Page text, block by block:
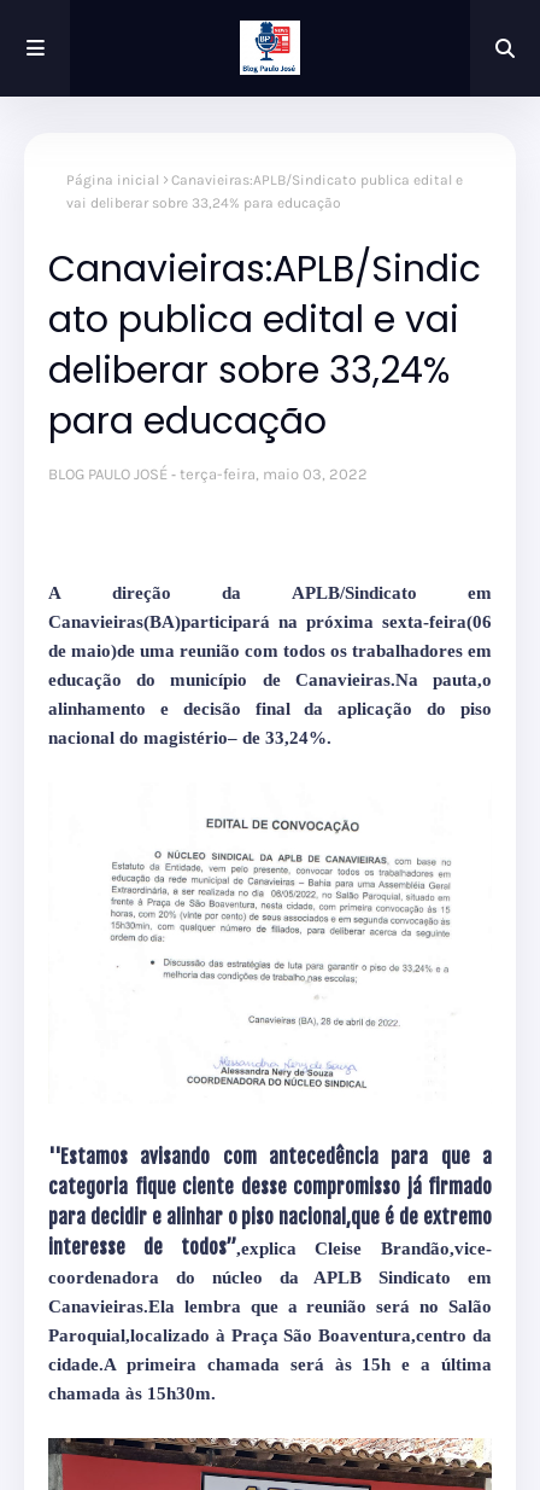
Página inicial
Canavieiras:APLB/Sindicato publica edital e
vai deliberar sobre 33,24% para educação
Canavieiras:APLB/Sindic
ato publica edital e vai
deliberar sobre 33,24%
para educação
BLOG PAULO JOSÉ terça-feira, maio 03, 2022
A direção da APLB/Sindicato em
Canavieiras(BA)participará na próxima sexta-feira(06
de maio)de uma reunião com todos os trabalhadores em
educação do município de Canavieiras.Na pauta,o
alinhamento e decisão final da aplicação do piso
nacional do magistério– de 33,24%.
''Estamos avisando com antecedência para que a
categoria fique ciente desse compromisso já firmado
para decidir e alinhar o piso nacional,que é de extremo
interesse de todos”,explica Cleise Brandão,vice-
coordenadora do núcleo da APLB Sindicato em
Canavieiras.Ela lembra que a reunião será no Salão
Paroquial,localizado à Praça São Boaventura,centro da
cidade.A primeira chamada será às 15h e a última
chamada às 15h30m.